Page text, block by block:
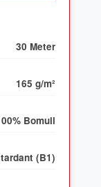
30 Meter
165 g/m²
Bomull
(B1)